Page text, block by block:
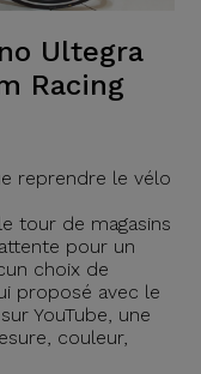
Ultegra
Racing
reprendre le vélo
tour de magasins
pour un
choix de
proposé avec le
YouTube, une
couleur,